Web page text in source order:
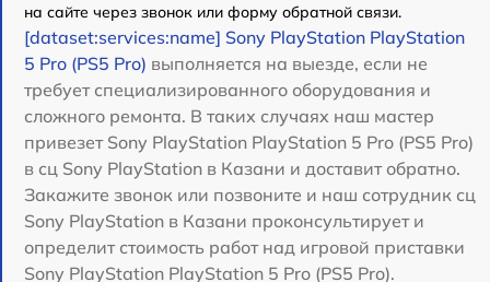
на сайте через звонок или форму обратной связи.
[dataset:services:name] Sony PlayStation PlayStation
5 Pro (PS5 Pro) выполняется на выезде, если не
требует специализированного оборудования и
сложного ремонта. В таких случаях наш мастер
привезет Sony PlayStation PlayStation 5 Pro (PS5 Pro)
в сц Sony PlayStation в Казани и доставит обратно.
Закажите звонок или позвоните и наш сотрудник сц
Sony PlayStation в Казани проконсультирует и
определит стоимость работ над игровой приставки
Sony PlayStation PlayStation 5 Pro (PS5 Pro).